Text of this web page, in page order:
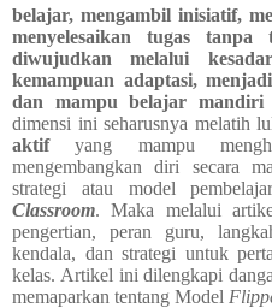
belajar, mengambil inisiatif,
menyelesaikan tugas
diwujudkan melalui
kemampuan adaptasi,
dan mampu belajar mandiri
dimensi ini seharusnya melatih
aktifyang mampu
mengembangkan diri secara
strategi atau model
Classroom. Maka melalui
pengertian, peran guru,
kendala, dan strategi untuk
kelas. Artikel ini dilengkapi
memaparkan tentang Model